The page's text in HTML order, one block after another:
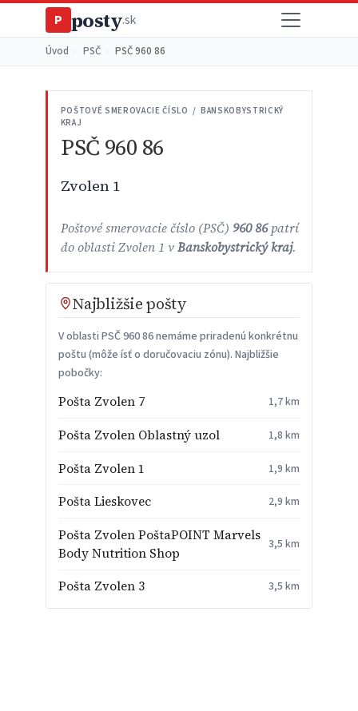
P posty.sk
Úvod PSČ PSČ 960 86
POŠTOVÉ SMEROVACIE ČÍSLO / BANSKOBYSTRICKÝ
KRAJ
PSČ 960 86
Zvolen 1
Poštové smerovacie číslo (PSČ) 960 86patrí
do oblasti Zvolen 1 vBanskobystrický kraj.
Najbližšie pošty
V oblasti PSČ 960 86 nemáme priradenú konkrétnu
poštu (môže ísť o doručovaciu zónu). Najbližšie
pobočky:
Pošta Zvolen 7 1,7 km
Pošta Zvolen Oblastný uzol 1,8 km
Pošta Zvolen 1 1,9 km
Pošta Lieskovec 2,9 km
Pošta Zvolen PoštaPOINT Marvels
Body Nutrition Shop
3,5 km
Pošta Zvolen 3 3,5 km